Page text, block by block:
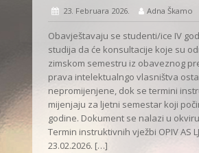
23. Februara 2026. Adna Škamo
Obavještavaju se studenti/ice IV
studija da će konsultacije koje su
zimskom semestru iz obaveznog
prava intelektualngo vlasništva
nepromijenjene, dok se termini
mijenjaju za ljetni semestar koji
godine. Dokument se nalazi u
Termin instruktivnih vježbi OPIV AS
23.02.2026. […]